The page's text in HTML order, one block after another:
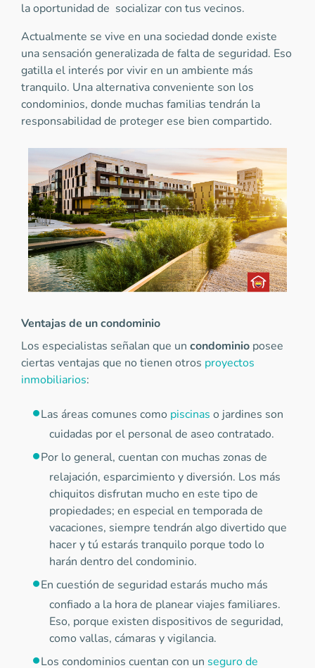
la oportunidad de socializar con tus vecinos.
Actualmente se vive en una sociedad donde existe
una sensación generalizada de falta de seguridad. Eso
gatilla el interés por vivir en un ambiente más
tranquilo. Una alternativa conveniente son los
condominios, donde muchas familias tendrán la
responsabilidad de proteger ese bien compartido.
Ventajas de un condominio
Los especialistas señalan que un condominio posee
ciertas ventajas que no tienen otros proyectos
inmobiliarios:
Las áreas comunes como piscinas o jardines son
cuidadas por el personal de aseo contratado.
Por lo general, cuentan con muchas zonas de
relajación, esparcimiento y diversión. Los más
chiquitos disfrutan mucho en este tipo de
propiedades; en especial en temporada de
vacaciones, siempre tendrán algo divertido que
hacer y tú estarás tranquilo porque todo lo
harán dentro del condominio.
En cuestión de seguridad estarás mucho más
confiado a la hora de planear viajes familiares.
Eso, porque existen dispositivos de seguridad,
como vallas, cámaras y vigilancia.
Los condominios cuentan con un seguro de